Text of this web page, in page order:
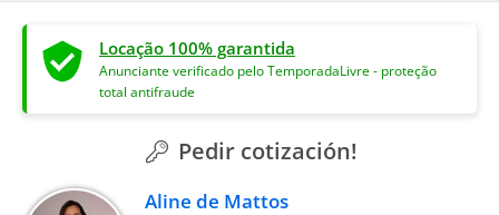
Locação 100% garantida
Anunciante verificado pelo TemporadaLivre - proteção
total antifraude
Pedir cotización!
Aline de Mattos